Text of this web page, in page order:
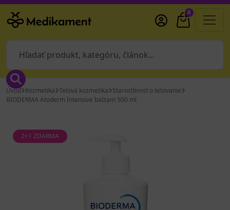
0
Úvod Kozmetika Telová kozmetika Starostlivosť o tetovanie
BIODERMA Atoderm Intensive balzam 500 ml
2+1 ZDARMA